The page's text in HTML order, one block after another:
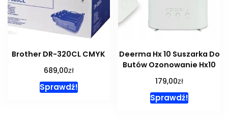
Brother DR-320CL CMYK
689,00zł
Sprawdź!
Deerma Hx 10 Suszarka Do
Butów Ozonowanie Hx10
179,00zł
Sprawdź!